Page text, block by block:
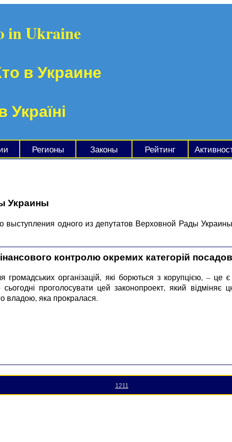
in Ukraine
в Украине
Україні
Регионы Законы Рейтинг
Украины
выступления одного из депутатов Верховной Рады
контролю окремих категорій
організацій, які борються з корупцією, –
сьогодні проголосувати цей законопроект, який
владою, яка прокралася.
1211